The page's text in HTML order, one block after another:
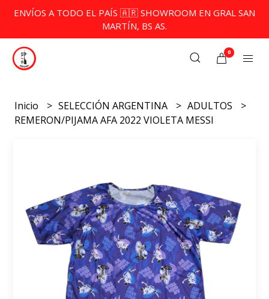
ENVÍOS A TODO EL PAÍS 🇦🇷 SHOWROOM EN GRAL SAN
MARTÍN, BS AS.
0
Inicio SELECCIÓN ARGENTINA
ADULTOS
REMERON/PIJAMA AFA 2022 VIOLETA MESSI